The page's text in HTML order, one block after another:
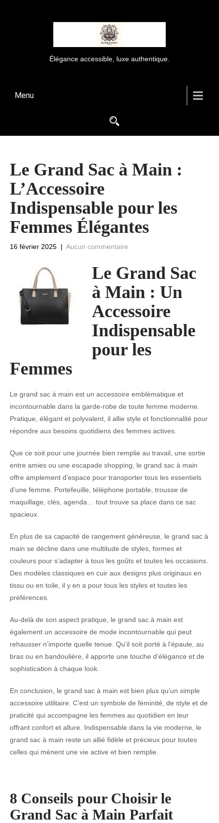
Élégance accessible, luxe authentique.
Menu
Le Grand Sac à Main :
L’Accessoire
Indispensable pour les
Femmes Élégantes
16 février 2025 | Aucun commentaire
Le Grand Sac
à Main : Un
Accessoire
Indispensable
pour les
Femmes
Le grand sac à main est un accessoire emblématique et
incontournable dans la garde-robe de toute femme moderne.
Pratique, élégant et polyvalent, il allie style et fonctionnalité pour
répondre aux besoins quotidiens des femmes actives.
Que ce soit pour une journée bien remplie au travail, une sortie
entre amies ou une escapade shopping, le grand sac à main
offre amplement d’espace pour transporter tous les essentiels
d’une femme. Portefeuille, téléphone portable, trousse de
maquillage, clés, agenda… tout trouve sa place dans ce sac
spacieux.
En plus de sa capacité de rangement généreuse, le grand sac à
main se décline dans une multitude de styles, formes et
couleurs pour s’adapter à tous les goûts et toutes les occasions.
Des modèles classiques en cuir aux designs plus originaux en
tissu ou en toile, il y en a pour tous les styles et toutes les
préférences.
Au-delà de son aspect pratique, le grand sac à main est
également un accessoire de mode incontournable qui peut
rehausser n’importe quelle tenue. Qu’il soit porté à l’épaule, au
bras ou en bandoulière, il apporte une touche d’élégance et de
sophistication à chaque look.
En conclusion, le grand sac à main est bien plus qu’un simple
accessoire utilitaire. C’est un symbole de féminité, de style et de
praticité qui accompagne les femmes au quotidien en leur
offrant confort et allure. Indispensable dans la vie moderne, le
grand sac à main reste un allié fidèle et précieux pour toutes
celles qui mènent une vie active et bien remplie.
8 Conseils pour Choisir le
Grand Sac à Main Parfait